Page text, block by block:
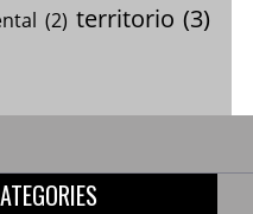
(2) territorio (3)